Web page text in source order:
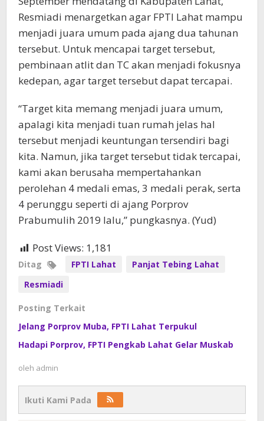
Resmiadi menargetkan agar FPTI Lahat mampu
menjadi juara umum pada ajang dua tahunan
tersebut. Untuk mencapai target tersebut,
pembinaan atlit dan TC akan menjadi fokusnya
kedepan, agar target tersebut dapat tercapai.
“Target kita memang menjadi juara umum,
apalagi kita menjadi tuan rumah jelas hal
tersebut menjadi keuntungan tersendiri bagi
kita. Namun, jika target tersebut tidak tercapai,
kami akan berusaha mempertahankan
perolehan 4 medali emas, 3 medali perak, serta
4 perunggu seperti di ajang Porprov
Prabumulih 2019 lalu,” pungkasnya. (Yud)
Post Views: 1,181
Ditag FPTI Lahat
Panjat Tebing Lahat
Resmiadi
Posting Terkait
Jelang Porprov Muba, FPTI Lahat Terpukul
Hadapi Porprov, FPTI Pengkab Lahat Gelar Muskab
oleh admin
Ikuti Kami Pada